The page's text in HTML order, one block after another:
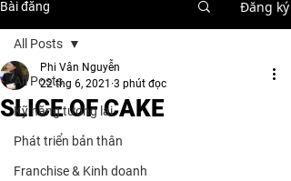
Bài đăng Đăng ký
All Posts
Kỹ năng tương lai
Phát triển bản thân
Franchise & Kinh doanh
All Posts
SLICE OF CAKE
Phi Vân Nguyễn
22 thg 6, 2021 3 phút đọc